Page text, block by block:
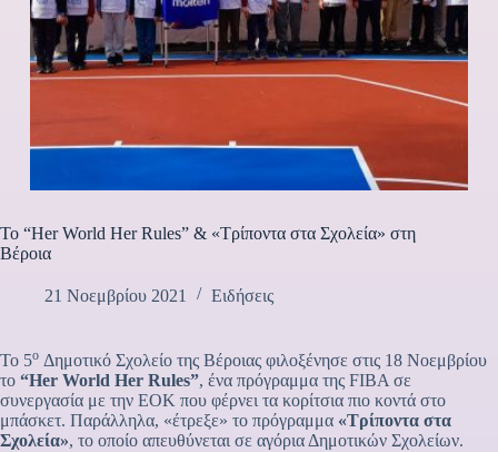
To “Her World Her Rules” & «Τρίποντα στα Σχολεία» στη
Βέροια
21 Νοεμβρίου 2021 Ειδήσεις
Το 5ο Δημοτικό Σχολείο της Βέροιας φιλοξένησε στις 18 Νοεμβρίου
το “Her World Her Rules”, ένα πρόγραμμα της FIBA σε
συνεργασία με την ΕΟΚ που φέρνει τα κορίτσια πιο κοντά στο
μπάσκετ. Παράλληλα, «έτρεξε» το πρόγραμμα «Τρίποντα στα
Σχολεία», το οποίο απευθύνεται σε αγόρια Δημοτικών Σχολείων.